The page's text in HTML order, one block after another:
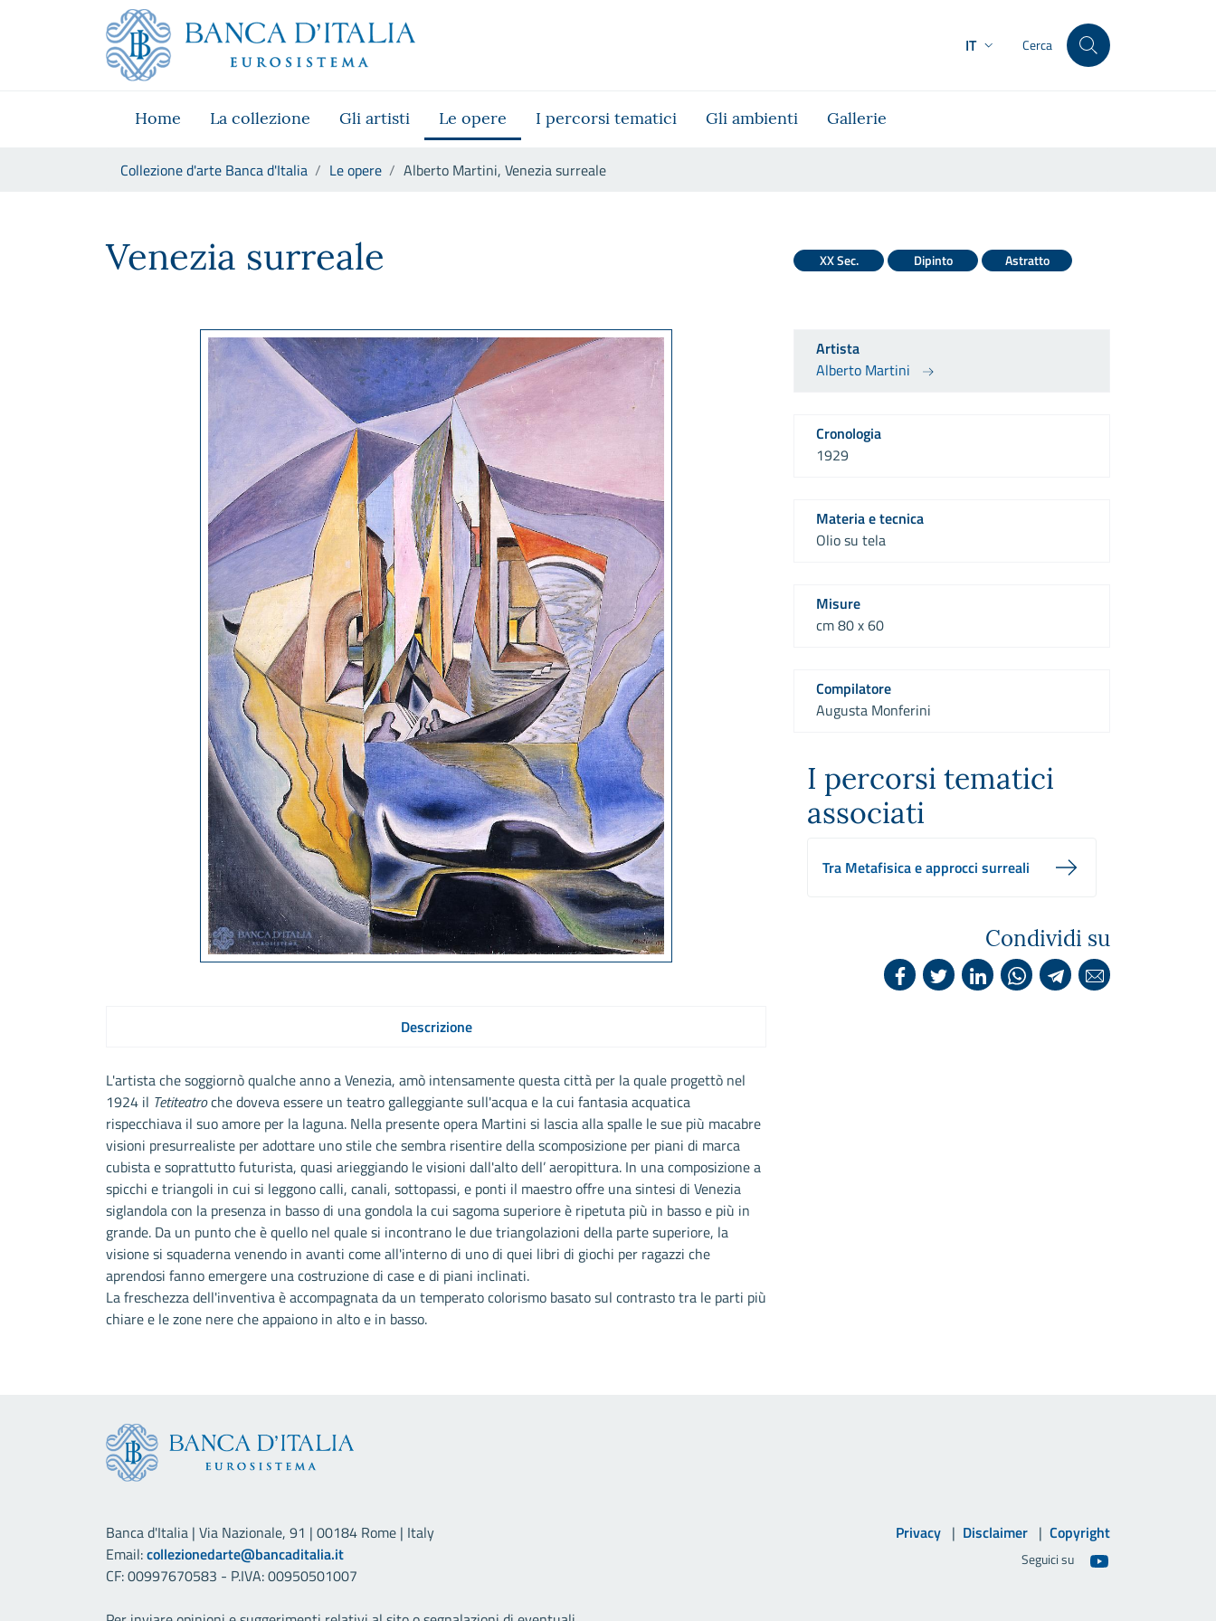
Skip to Main Content
Vai al sito istituzionale
Vai al menu di navigazione
Vai alla ricerca
Vai ai contenuti
IT Cerca
Home La collezione Gli artisti Le opere I percorsi tematici Gli ambienti Gallerie
Collezione d'arte Banca d'Italia Le opere Alberto Martini, Venezia surreale
Venezia surreale XX Sec. Dipinto Astratto
Descrizione
L'artista che soggiornò qualche anno a Venezia, amò intensamente questa città per la quale progettò nel
1924 il Tetiteatroche doveva essere un teatro galleggiante sull'acqua e la cui fantasia acquatica
rispecchiava il suo amore per la laguna. Nella presente opera Martini si lascia alla spalle le sue più macabre
visioni presurrealiste per adottare uno stile che sembra risentire della scomposizione per piani di marca
cubista e soprattutto futurista, quasi arieggiando le visioni dall'alto dell’ aeropittura. In una composizione a
spicchi e triangoli in cui si leggono calli, canali, sottopassi, e ponti il maestro offre una sintesi di Venezia
siglandola con la presenza in basso di una gondola la cui sagoma superiore è ripetuta più in basso e più in
grande. Da un punto che è quello nel quale si incontrano le due triangolazioni della parte superiore, la
visione si squaderna venendo in avanti come all'interno di uno di quei libri di giochi per ragazzi che
aprendosi fanno emergere una costruzione di case e di piani inclinati.
La freschezza dell'inventiva è accompagnata da un temperato colorismo basato sul contrasto tra le parti più
chiare e le zone nere che appaiono in alto e in basso.
Artista
Alberto Martini
Cronologia
1929
Materia e tecnica
Olio su tela
Misure
cm 80 x 60
Compilatore
Augusta Monferini
I percorsi tematici
associati
Tra Metafisica e approcci surreali
Condividi su
Banca d'Italia | Via Nazionale, 91 | 00184 Rome | Italy
Email:collezionedarte@bancaditalia.it
CF: 00997670583 - P.IVA: 00950501007
Privacy Disclaimer Copyright
Seguici su